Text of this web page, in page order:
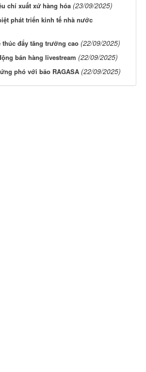
chí xuất xứ hàng hóa (23/09/2025)
phát triển kinh tế nhà nước
đẩy tăng trưởng cao (22/09/2025)
bán hàng livestream (22/09/2025)
phó với bão RAGASA (22/09/2025)